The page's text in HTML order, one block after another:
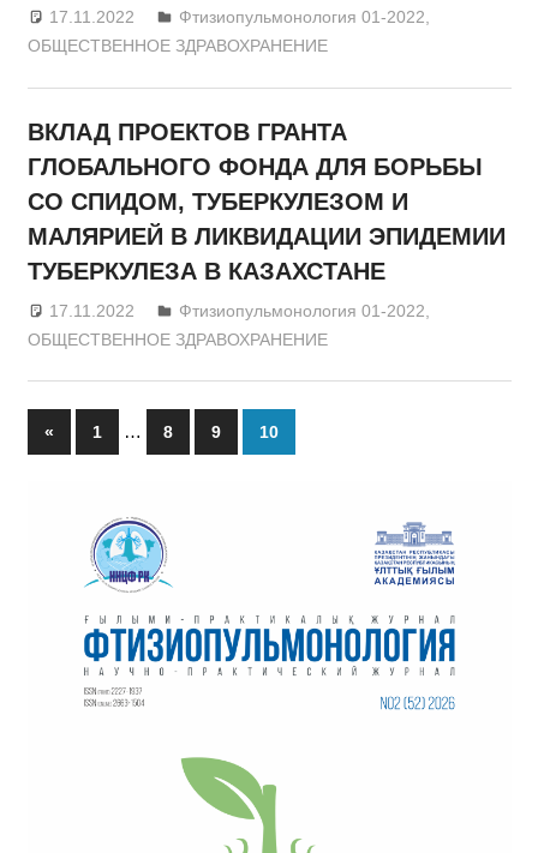
17.11.2022 admin
Фтизиопульмонология 01-2022
ОБЩЕСТВЕННОЕ ЗДРАВОХРАНЕНИЕ
ВКЛАД ПРОЕКТОВ ГРАНТА
ГЛОБАЛЬНОГО ФОНДА ДЛЯ БОРЬБЫ
СО СПИДОМ, ТУБЕРКУЛЕЗОМ И
МАЛЯРИЕЙ В ЛИКВИДАЦИИ ЭПИДЕМИИ
ТУБЕРКУЛЕЗА В КАЗАХСТАНЕ
17.11.2022 admin
Фтизиопульмонология 01-2022
ОБЩЕСТВЕННОЕ ЗДРАВОХРАНЕНИЕ
Жазбалар
« Previous
Posts
1 … 8 9 10